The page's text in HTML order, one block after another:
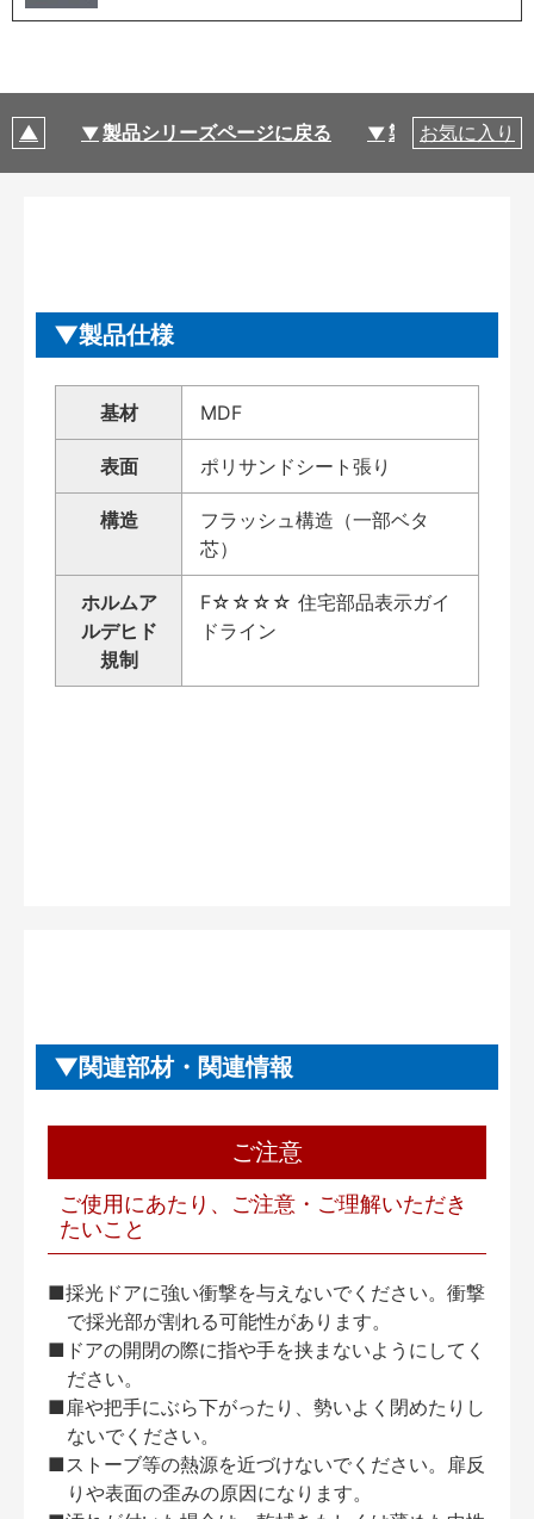
製品シリーズページに戻る 製品仕様
お気に入り
製品仕様
基材 MDF
表面 ポリサンドシート張り
構造
フラッシュ構造（一部ベタ
芯）
ホルムア
ルデヒド
規制
F☆☆☆☆ 住宅部品表示ガイ
ドライン
関連部材・関連情報
ご注意
ご使用にあたり、ご注意・ご理解いただき
たいこと
■採光ドアに強い衝撃を与えないでください。衝撃
で採光部が割れる可能性があります。
■ドアの開閉の際に指や手を挟まないようにしてく
ださい。
■扉や把手にぶら下がったり、勢いよく閉めたりし
ないでください。
■ストーブ等の熱源を近づけないでください。扉反
りや表面の歪みの原因になります。